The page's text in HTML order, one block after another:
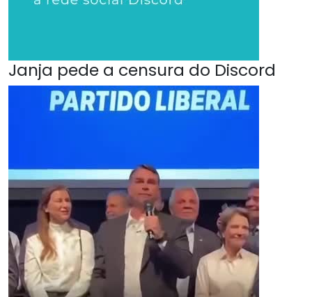
Janja pede a censura do Discord